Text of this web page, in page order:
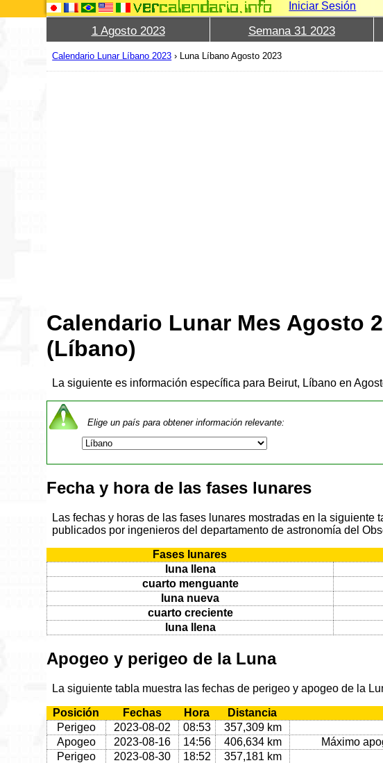
Iniciar Sesión
1 Agosto 2023 Semana 31 2023
Calendario Lunar Líbano 2023 › Luna Líbano Agosto 2023
Calendario Lunar Mes Agosto
(Líbano)
La siguiente es información específica para Beirut, Líbano en
Elige un país para obtener información relevante:
Fecha y hora de las fases lunares
Las fechas y horas de las fases lunares mostradas en la siguiente
publicados por ingenieros del departamento de astronomía del
Fases lunares
luna llena
cuarto menguante
luna nueva
cuarto creciente
luna llena
Apogeo y perigeo de la Luna
La siguiente tabla muestra las fechas de perigeo y apogeo de la
Posición Fechas Hora Distancia
Perigeo
2023-08-02 08:53
357,309 km
Apogeo
2023-08-16 14:56 406,634 km
Máximo
Perigeo
2023-08-30 18:52 357,181 km